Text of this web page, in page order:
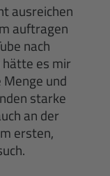
ausreichen
auftragen
nach
hätte es mir
und
starke
an der
ersten,